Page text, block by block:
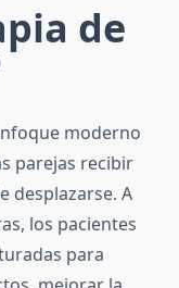
de
moderno
parejas recibir
desplazarse. A
los pacientes
para